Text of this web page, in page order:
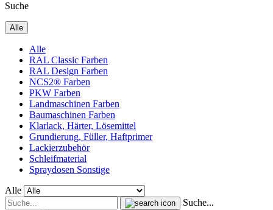
Suche
Alle
Alle
RAL Classic Farben
RAL Design Farben
NCS2® Farben
PKW Farben
Landmaschinen Farben
Baumaschinen Farben
Klarlack, Härter, Lösemittel
Grundierung, Füller, Haftprimer
Lackierzubehör
Schleifmaterial
Spraydosen Sonstige
Alle
Suche...